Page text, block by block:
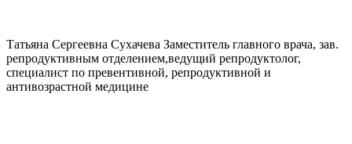
Татьяна Сергеевна Сухачева Заместитель главного врача, зав.
репродуктивным отделением,ведущий репродуктолог,
специалист по превентивной, репродуктивной и
антивозрастной медицине